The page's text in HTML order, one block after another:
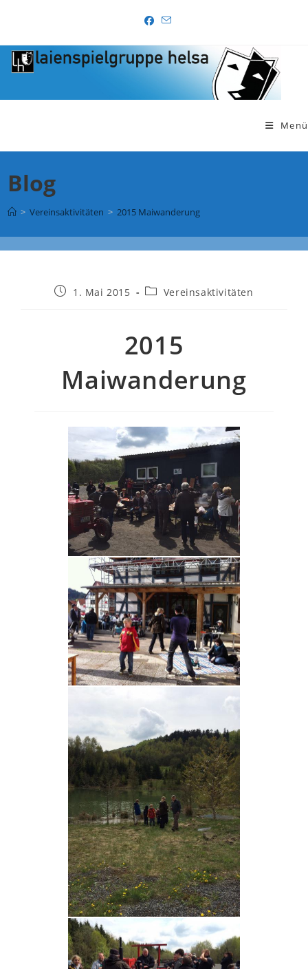
springen
Menü
Blog
> Vereinsaktivitäten > 2015 Maiwanderung
Beitrag1. Mai 2015
Beitrags-
Vereinsaktivitäten
2015
Maiwanderung